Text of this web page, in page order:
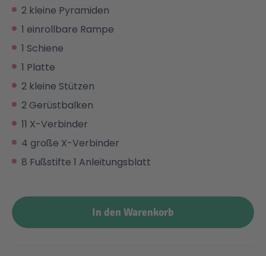
Malen & Zeichnen
Marvel™ Super Heroes
Minecraft™
Minifiguren
NINJAGO®
Star Wars™
Knights
NOVELMORE
Sports Action
VW
Aktion
2 kleine Pyramiden
1 einrollbare Rampe
1 Schiene
1 Platte
2 kleine Stützen
2 Gerüstbalken
11 X-Verbinder
4 große X-Verbinder
8 Fußstifte 1 Anleitungsblatt
In den Warenkorb